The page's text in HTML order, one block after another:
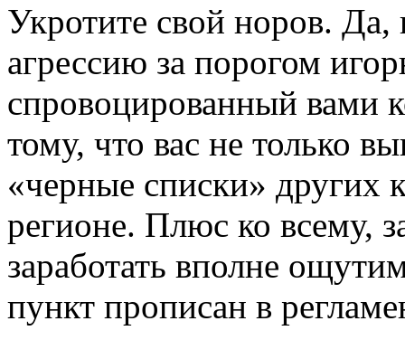
Укротите свой норов. Да,
агрессию за порогом
спровоцированный вами
тому, что вас не только
«черные списки» других
регионе. Плюс ко всему,
заработать вполне
пункт прописан в